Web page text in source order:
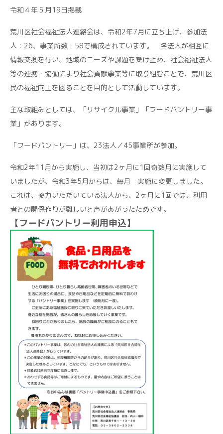
令和４年５月19日掲載
荒川区社会福祉法人連絡会は、令和2年7月に立ち上げ、参加法
人：26、事業所数：58で構成されています。 各法人が相互に
情報交換を行い、地域のニーズや課題を受け止め、社会福祉法人
等の連携・協働により社会貢献事業等に取り組むことで、荒川区
民の福祉向上を図ることを目的として活動しています。
主な取組みとしては、「リサイクル事業」「フードパントリー事
業」があります。
「フードパントリー」は、23法人／45事業所が参加。
令和2年11月から実施し、当初は2ヶ月に1回奇数月に実施して
いましたが、令和3年5月からは、毎月 実施に変更しました。
これは、協力いただいている法人から、2ヶ月に1回では、利用
者との関係作りが難しいと声があがったためです。
【フードパントリー利用申込】